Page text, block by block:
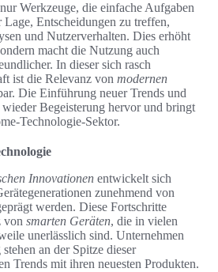
Werkzeuge, die einfache Aufgaben
Entscheidungen zu treffen,
und Nutzerverhalten. Dies erhöht
macht die Nutzung auch
In dieser sich rasch
ist die Relevanz von modernen
Die Einführung neuer Trends und
Begeisterung hervor und bringt
Technologie-Sektor.
Innovationen entwickelt sich
zunehmend von
werden. Diese Fortschritte
von smarten Geräten, die in vielen
unerlässlich sind. Unternehmen
an der Spitze dieser
Trends mit ihren neuesten Produkten.